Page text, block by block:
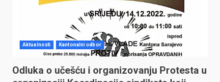
Aktualnosti Kantonalni odbor
Odluka o učešću i organizovanju Protesta u